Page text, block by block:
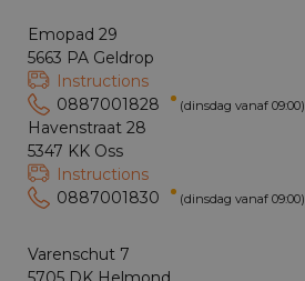
Emopad 29
5663 PA Geldrop
Instructions
0887001828
(dinsdag vanaf 09:00)
Havenstraat 28
5347 KK Oss
Instructions
0887001830
(dinsdag vanaf 09:00)
Varenschut 7